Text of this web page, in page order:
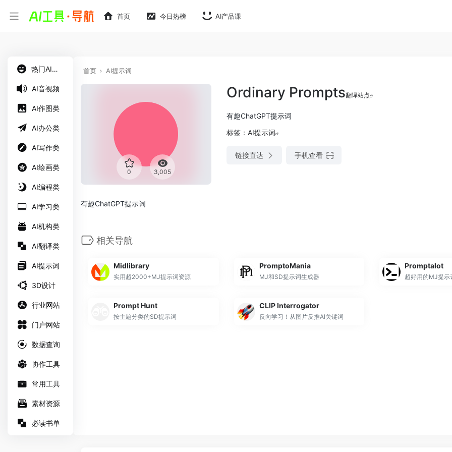
首页 今日热榜 AI产品课
热门AI工具
AI音视频
AI作图类
AI办公类
AI写作类
AI绘画类
AI编程类
AI学习类
AI机构类
AI翻译类
AI提示词
3D设计
行业网站
门户网站
数据查询
协作工具
常用工具
素材资源
必读书单
首页 AI提示词
0 3,005
Ordinary Prompts翻译站点
有趣ChatGPT提示词
标签： AI提示词
链接直达 手机查看
有趣ChatGPT提示词
相关导航
Midlibrary
实用超2000+MJ提示词资源
PromptoMania
MJ和SD提示词生成器
Promptalot
超好用的MJ提示
Prompt Hunt
按主题分类的SD提示词
CLIP Interrogator
反向学习！从图片反推AI关键词